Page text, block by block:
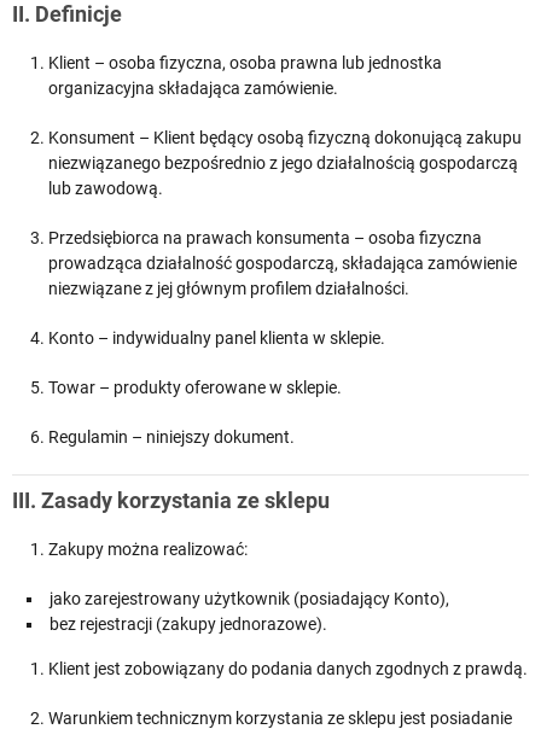
II. Definicje
Klient – osoba fizyczna, osoba prawna lub jednostka
organizacyjna składająca zamówienie.
Konsument – Klient będący osobą fizyczną dokonującą zakupu
niezwiązanego bezpośrednio z jego działalnością gospodarczą
lub zawodową.
Przedsiębiorca na prawach konsumenta – osoba fizyczna
prowadząca działalność gospodarczą, składająca zamówienie
niezwiązane z jej głównym profilem działalności.
Konto – indywidualny panel klienta w sklepie.
Towar – produkty oferowane w sklepie.
Regulamin – niniejszy dokument.
III. Zasady korzystania ze sklepu
Zakupy można realizować:
jako zarejestrowany użytkownik (posiadający Konto),
bez rejestracji (zakupy jednorazowe).
Klient jest zobowiązany do podania danych zgodnych z prawdą.
Warunkiem technicznym korzystania ze sklepu jest posiadanie